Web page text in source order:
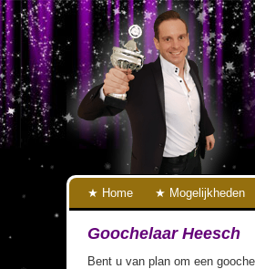
Home Mogelijkheden
Goochelaar Heesch
Bent u van plan om een